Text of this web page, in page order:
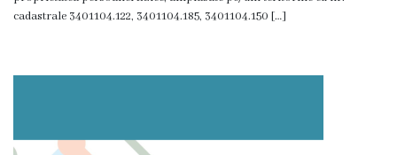
managerială
Planuri
cadastrale 3401104.122, 3401104.185, 3401104.150 […]